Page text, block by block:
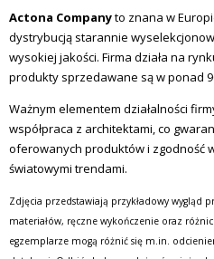
Actona Companyto znana w
dystrybucją starannie
wysokiej jakości. Firma działa na
produkty sprzedawane są w ponad
Ważnym elementem działalności
współpraca z architektami, co
oferowanych produktów i zgodność
światowymi trendami.
Zdjęcia przedstawiają przykładowy wygląd
materiałów, ręczne wykończenie oraz
egzemplarze mogą różnić się m.in.